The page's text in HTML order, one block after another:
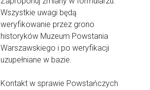
Wszystkie uwagi będą
weryfikowanie przez grono
historyków Muzeum Powstania
Warszawskiego i po weryfikacji
uzupełniane w bazie.
Kontakt w sprawie Powstańczych